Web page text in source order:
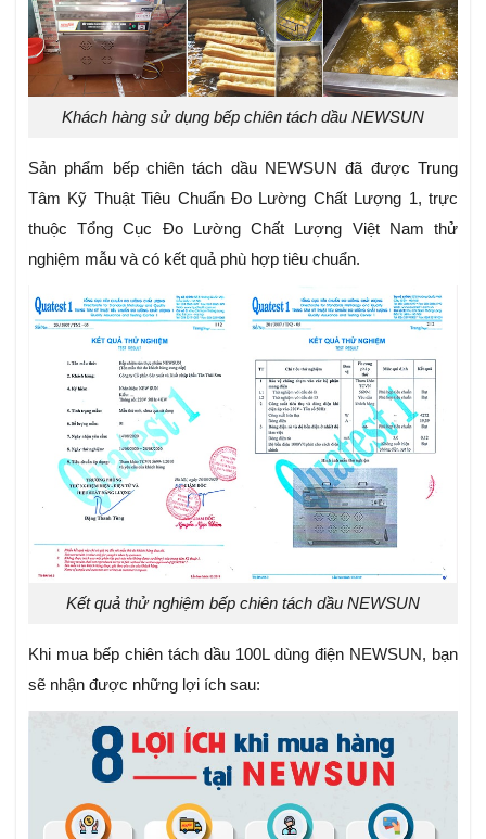
Khách hàng sử dụng bếp chiên tách dầu NEWSUN
Sản phẩm bếp chiên tách dầu NEWSUN đã được Trung
Tâm Kỹ Thuật Tiêu Chuẩn Đo Lường Chất Lượng 1, trực
thuộc Tổng Cục Đo Lường Chất Lượng Việt Nam thử
nghiệm mẫu và có kết quả phù hợp tiêu chuẩn.
Kết quả thử nghiệm bếp chiên tách dầu NEWSUN
Khi mua bếp chiên tách dầu 100L dùng điện NEWSUN, bạn
sẽ nhận được những lợi ích sau: